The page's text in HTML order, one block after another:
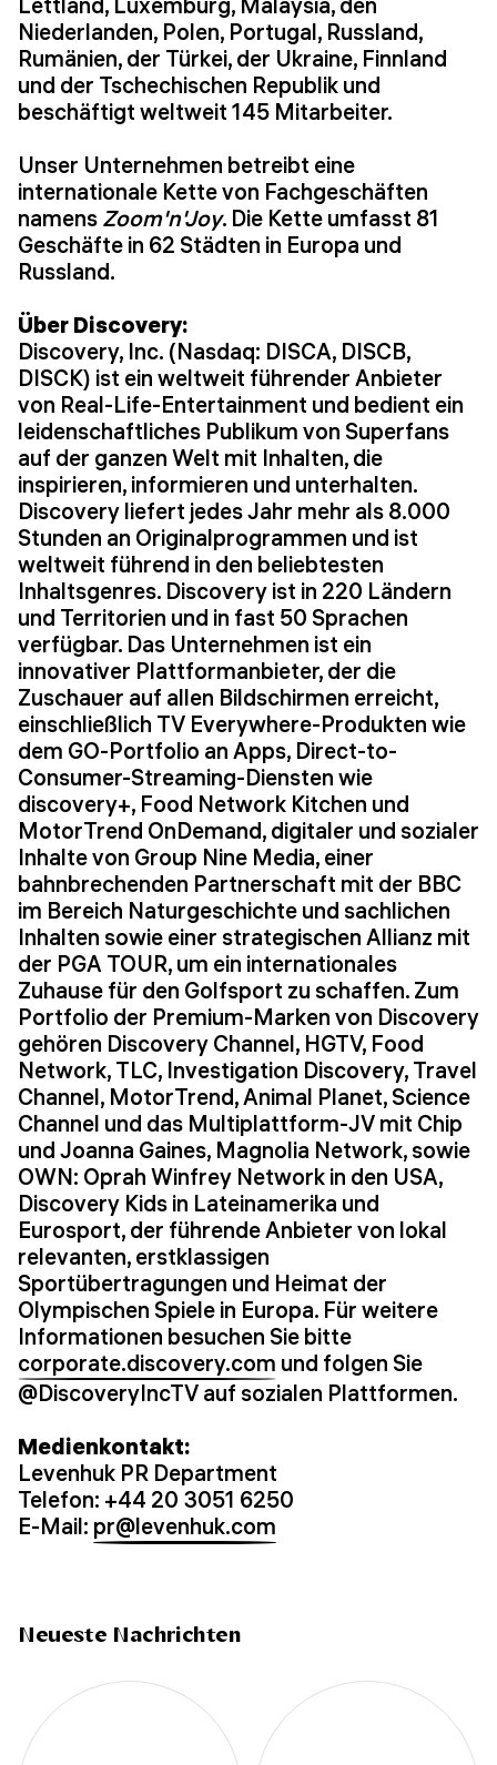
Niederlanden, Polen, Portugal, Russland,
Rumänien, der Türkei, der Ukraine, Finnland
und der Tschechischen Republik und
beschäftigt weltweit 145 Mitarbeiter.
Unser Unternehmen betreibt eine
internationale Kette von Fachgeschäften
namens Zoom'n'Joy. Die Kette umfasst 81
Geschäfte in 62 Städten in Europa und
Russland.
Über Discovery:
Discovery, Inc. (Nasdaq: DISCA, DISCB,
DISCK) ist ein weltweit führender Anbieter
von Real-Life-Entertainment und bedient ein
leidenschaftliches Publikum von Superfans
auf der ganzen Welt mit Inhalten, die
inspirieren, informieren und unterhalten.
Discovery liefert jedes Jahr mehr als 8.000
Stunden an Originalprogrammen und ist
weltweit führend in den beliebtesten
Inhaltsgenres. Discovery ist in 220 Ländern
und Territorien und in fast 50 Sprachen
verfügbar. Das Unternehmen ist ein
innovativer Plattformanbieter, der die
Zuschauer auf allen Bildschirmen erreicht,
einschließlich TV Everywhere-Produkten wie
dem GO-Portfolio an Apps, Direct-to-
Consumer-Streaming-Diensten wie
discovery+, Food Network Kitchen und
MotorTrend OnDemand, digitaler und sozialer
Inhalte von Group Nine Media, einer
bahnbrechenden Partnerschaft mit der BBC
im Bereich Naturgeschichte und sachlichen
Inhalten sowie einer strategischen Allianz mit
der PGA TOUR, um ein internationales
Zuhause für den Golfsport zu schaffen. Zum
Portfolio der Premium-Marken von Discovery
gehören Discovery Channel, HGTV, Food
Network, TLC, Investigation Discovery, Travel
Channel, MotorTrend, Animal Planet, Science
Channel und das Multiplattform-JV mit Chip
und Joanna Gaines, Magnolia Network, sowie
OWN: Oprah Winfrey Network in den USA,
Discovery Kids in Lateinamerika und
Eurosport, der führende Anbieter von lokal
relevanten, erstklassigen
Sportübertragungen und Heimat der
Olympischen Spiele in Europa. Für weitere
Informationen besuchen Sie bitte
corporate.discovery.com und folgen Sie
@DiscoveryIncTV auf sozialen Plattformen.
Medienkontakt:
Levenhuk PR Department
Telefon: +44 20 3051 6250
E-Mail: pr@levenhuk.com
Neueste Nachrichten